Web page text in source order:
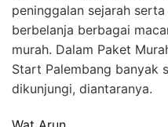
peninggalan sejarah
berbelanja berbagai
murah. Dalam Paket
Start Palembang banyak
dikunjungi, diantaranya.